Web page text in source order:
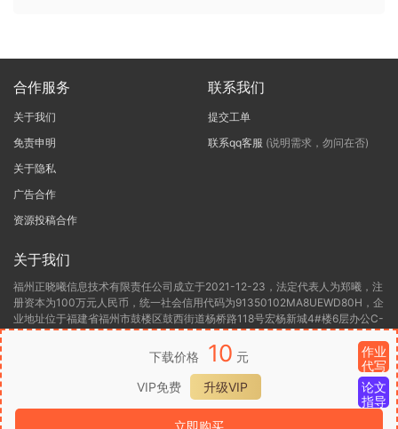
下载价格 10 元
VIP免费
升级VIP
立即购买
合作服务
关于我们
免责申明
关于隐私
广告合作
资源投稿合作
联系我们
提交工单
联系qq客服 (说明需求，勿问在否)
关于我们
福州正晓曦信息技术有限责任公司成立于2021-12-23，法定代表人为郑曦，注
册资本为100万元人民币，统一社会信用代码为91350102MA8UEWD80H，企
业地址位于福建省福州市鼓楼区鼓西街道杨桥路118号宏杨新城4#楼6层办公C-
6，所属行业为软件和信息技术服务业，经营范围包含:一般项目:信息技术咨询
服务(除依法须经批准的项目外，凭营业执照依法自主开展经营活动)许可项目:
第二类增值电信业务(依法须经批准的项目，经相关部门批准后方可开展经营活
动，具体经营项目以相关部门批准文件或许可证件为准)。福州正晓曦信息技术
有限责任公司目前的经营状态为存续(在营，开业、在册)。
作业
代写
论文
指导